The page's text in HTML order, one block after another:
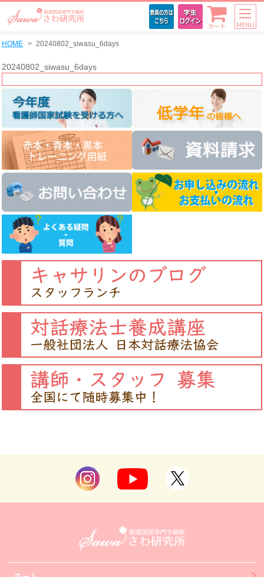
カート MENU
HOME 20240802_siwasu_6days
20240802_siwasu_6days